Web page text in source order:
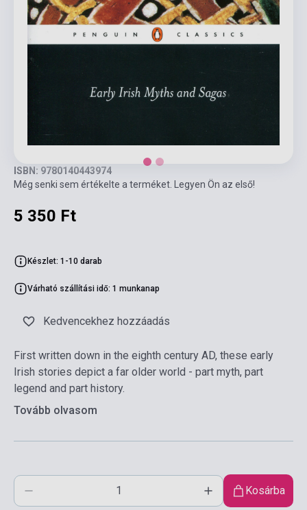
ISBN: 9780140443974
Még senki sem értékelte a terméket. Legyen Ön az első!
5 350 Ft
Készlet: 1-10 darab
Várható szállítási idő: 1 munkanap
Kedvencekhez hozzáadás
First written down in the eighth century AD, these early
Irish stories depict a far older world - part myth, part
legend and part history.
Tovább olvasom
Kosárba